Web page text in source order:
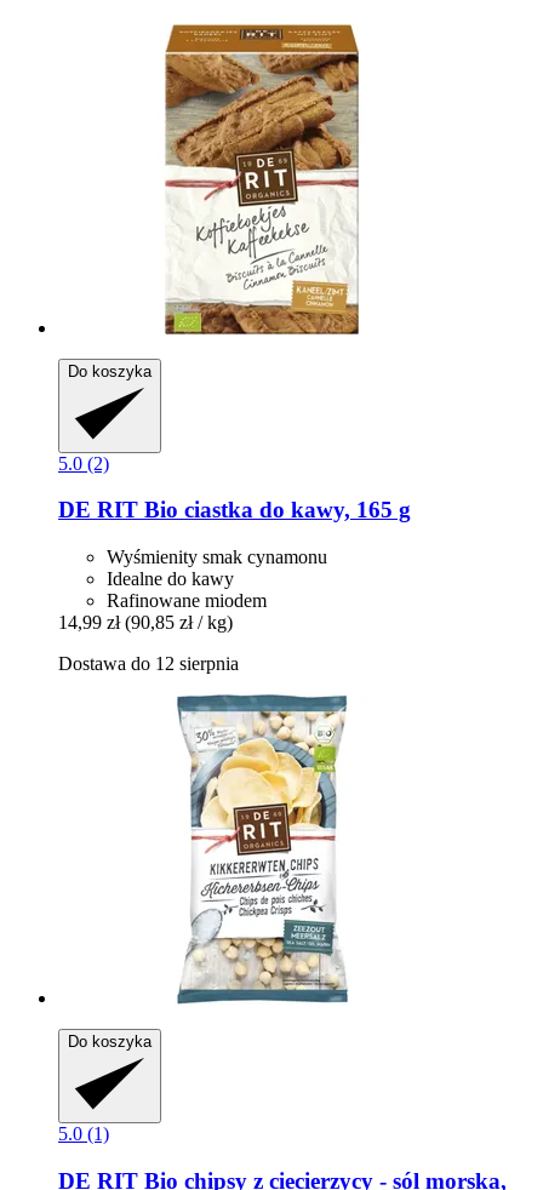
Do koszyka
5.0 (2)
DE RIT Bio ciastka do kawy, 165 g
Wyśmienity smak cynamonu
Idealne do kawy
Rafinowane miodem
14,99 zł (90,85 zł / kg)
Dostawa do 12 sierpnia
Do koszyka
5.0 (1)
DE RIT Bio chipsy z ciecierzycy -​ sól morska,